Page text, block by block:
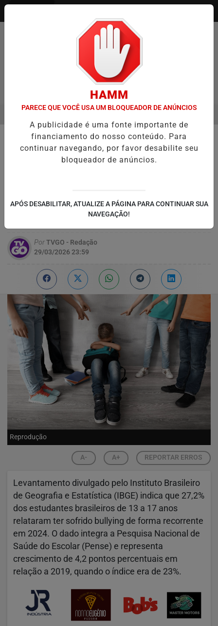
EM ALTA
📚 EDUCAÇÃO
Bullying atinge 27,2% dos
estudantes no país e registra
meninas e indica que aparência e raça estão
entre os principais motivos das agressões
PorTVGO - Redação
29/03/2026 23:59
Reprodução
A- A+ REPORTAR ERROS
Levantamento divulgado pelo Instituto Brasileiro
de Geografia e Estatística (IBGE) indica que 27,2%
dos estudantes brasileiros de 13 a 17 anos
relataram ter sofrido bullying de forma recorrente
em 2024. O dado integra a Pesquisa Nacional de
Saúde do Escolar (Pense) e representa
crescimento de 4,2 pontos percentuais em
relação a 2019, quando o índice era de 23%.
HAMM
PARECE QUE VOCÊ USA UM BLOQUEADOR DE ANÚNCIOS
A publicidade é uma fonte importante de
financiamento do nosso conteúdo. Para
continuar navegando, por favor desabilite seu
bloqueador de anúncios.
APÓS DESABILITAR, ATUALIZE A PÁGINA PARA CONTINUAR SUA
NAVEGAÇÃO!